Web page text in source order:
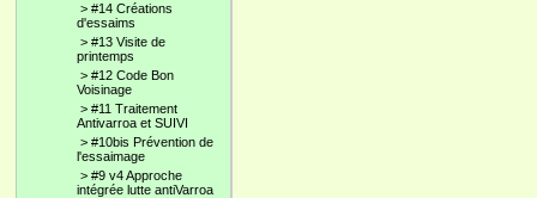
> #14 Créations
d'essaims
> #13 Visite de
printemps
> #12 Code Bon
Voisinage
> #11 Traitement
Antivarroa et SUIVI
> #10bis Prévention de
l'essaimage
> #9 v4 Approche
intégrée lutte antiVarroa